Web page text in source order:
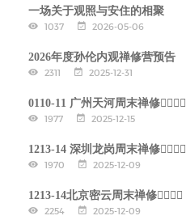
一场关于观照与安住的相聚
1037 2026-05-06
2026年度孙伦内观禅修营预告
2311 2025-12-31
0110-11 广州天河周末禅修🧘‍♂🧘‍♀
1977 2025-12-15
1213-14 深圳龙岗周末禅修🧘‍♂🧘‍♀
1970 2025-12-09
1213-14北京密云周末禅修🧘‍♂🧘‍♀
2254 2025-12-09